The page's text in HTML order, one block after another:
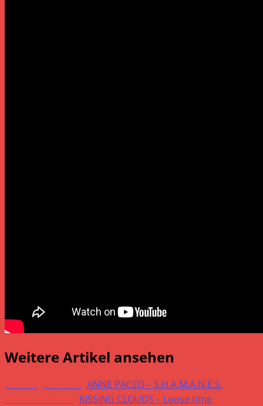
Weitere Artikel ansehen
ANNE PACEO – S.H.A.M.A.N.E.S.
KISSING CLOUDS – Loose time